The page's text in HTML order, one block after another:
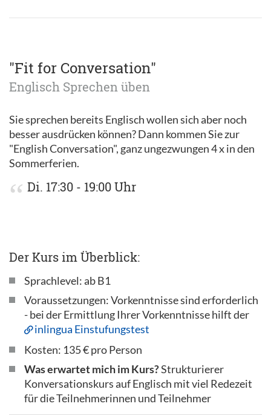
"Fit for Conversation"
Englisch Sprechen üben
Sie sprechen bereits Englisch wollen sich aber noch
besser ausdrücken können? Dann kommen Sie zur
"English Conversation", ganz ungezwungen 4 x in den
Sommerferien.
Di. 17:30 - 19:00 Uhr
Der Kurs im Überblick:
Sprachlevel: ab B1
Voraussetzungen: Vorkenntnisse sind erforderlich
- bei der Ermittlung Ihrer Vorkenntnisse hilft der
inlingua Einstufungstest
Kosten: 135 € pro Person
Was erwartet mich im Kurs?Strukturierer
Konversationskurs auf Englisch mit viel Redezeit
für die Teilnehmerinnen und Teilnehmer